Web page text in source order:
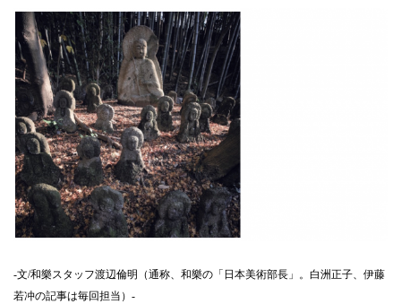
-文/和樂スタッフ渡辺倫明（通称、和樂の「日本美術部長」。白洲正子、伊藤
若冲の記事は毎回担当）-